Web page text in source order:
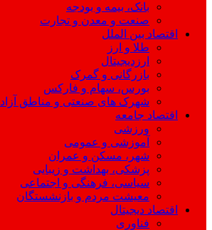
بانک، بیمه و بودجه
صنعت و معدن و تجارت
اقتصاد بین الملل
طلا و ارز
ارزدیجیتال
بازرگانی و گمرک
بورس، سهام و فارکس
شهرک های صنعتی و مناطق آزاد
اقتصاد جامعه
ورزشی
آموزشی و عمومی
شهر، مسکن و عمران
پزشکی، بهداشت و زیبایی
سیاسی، فرهنگی و اجتماعی
معیشت مردم و بازنشستگان
اقتصاد دیجیتال
فناوری